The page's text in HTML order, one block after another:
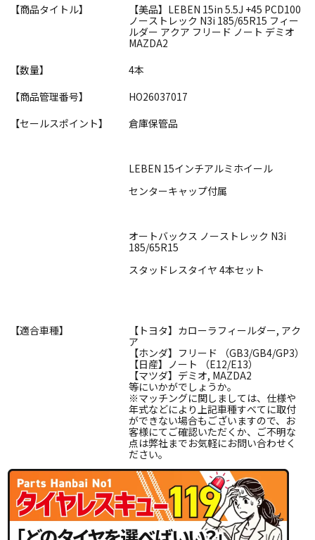
【商品タイトル】
【美品】LEBEN 15in 5.5J +45 PCD100
ノーストレック N3i 185/65R15 フィー
ルダー アクア フリード ノート デミオ
MAZDA2
【数量】
4本
【商品管理番号】
HO26037017
【セールスポイント】
倉庫保管品
LEBEN 15インチアルミホイール
センターキャップ付属
オートバックス ノーストレック N3i
185/65R15
スタッドレスタイヤ 4本セット
【適合車種】
【トヨタ】カローラフィールダー, アク
ア
【ホンダ】フリード （GB3/GB4/GP3）
【日産】ノート （E12/E13）
【マツダ】デミオ, MAZDA2
等にいかがでしょうか。
※マッチングに関しましては、仕様や
年式などにより上記車種すべてに取付
ができない場合もございますので、お
客様にてご確認いただくか、ご不明な
点は弊社までお気軽にお問い合わせく
ださい。